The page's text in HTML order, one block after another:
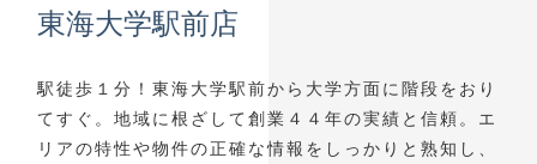
東海大学駅前店
駅徒歩１分！東海大学駅前から大学方面に階段をおり
てすぐ。地域に根ざして創業４４年の実績と信頼。エ
リアの特性や物件の正確な情報をしっかりと熟知し、